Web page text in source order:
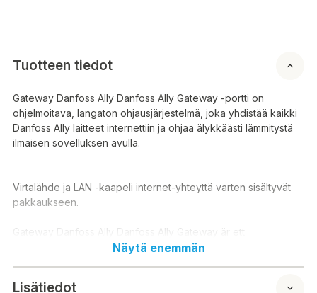
Tuotteen tiedot
Gateway Danfoss Ally Danfoss Ally Gateway -portti on
ohjelmoitava, langaton ohjausjärjestelmä, joka yhdistää kaikki
Danfoss Ally laitteet internettiin ja ohjaa älykkäästi lämmitystä
ilmaisen sovelluksen avulla.
Virtalähde ja LAN -kaapeli internet-yhteyttä varten sisältyvät
pakkaukseen.
Gateway Danfoss Ally Danfoss Ally Gateway är ett
programmerbart, trådlöst styrsystem som ansluter alla Danfoss
Näytä enemmän
Lisätiedot